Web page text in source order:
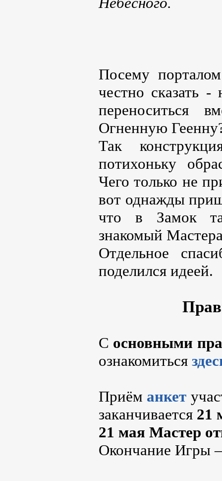
Посему
честно сказать -
переноситься
Огненную
Так
потихоньку
Чего только не
вот однажды
что в Замок
знакомый
Отдельное
поделился идеей.
С основными
ознакомиться
Приём анкет
заканчивается 21
21 мая Мастер
Окончание Игры